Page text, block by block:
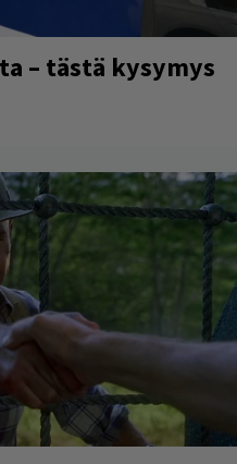
– tästä kysymys